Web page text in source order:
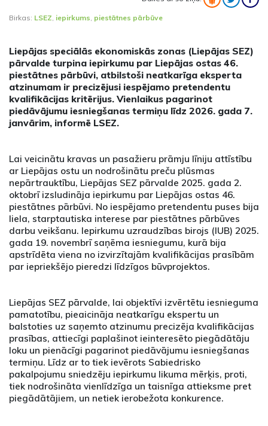
Birkas: LSEZ iepirkums piestātnes pārbūve
Liepājas speciālās ekonomiskās zonas (Liepājas SEZ)
pārvalde turpina iepirkumu par Liepājas ostas 46.
piestātnes pārbūvi, atbilstoši neatkarīga eksperta
atzinumam ir precizējusi iespējamo pretendentu
kvalifikācijas kritērijus. Vienlaikus pagarinot
piedāvājumu iesniegšanas termiņu līdz 2026. gada 7.
janvārim, informē LSEZ.
Lai veicinātu kravas un pasažieru prāmju līniju attīstību
ar Liepājas ostu un nodrošinātu preču plūsmas
nepārtrauktību, Liepājas SEZ pārvalde 2025. gada 2.
oktobrī izsludināja iepirkumu par Liepājas ostas 46.
piestātnes pārbūvi. No iespējamo pretendentu puses bija
liela, starptautiska interese par piestātnes pārbūves
darbu veikšanu. Iepirkumu uzraudzības birojs (IUB) 2025.
gada 19. novembrī saņēma iesniegumu, kurā bija
apstrīdēta viena no izvirzītajām kvalifikācijas prasībām
par iepriekšējo pieredzi līdzīgos būvprojektos.
Liepājas SEZ pārvalde, lai objektīvi izvērtētu iesnieguma
pamatotību, pieaicināja neatkarīgu ekspertu un
balstoties uz saņemto atzinumu precizēja kvalifikācijas
prasības, attiecīgi paplašinot ieinteresēto piegādātāju
loku un pienācīgi pagarinot piedāvājumu iesniegšanas
termiņu. Līdz ar to tiek ievērots Sabiedrisko
pakalpojumu sniedzēju iepirkumu likuma mērķis, proti,
tiek nodrošināta vienlīdzīga un taisnīga attieksme pret
piegādātājiem, un netiek ierobežota konkurence.